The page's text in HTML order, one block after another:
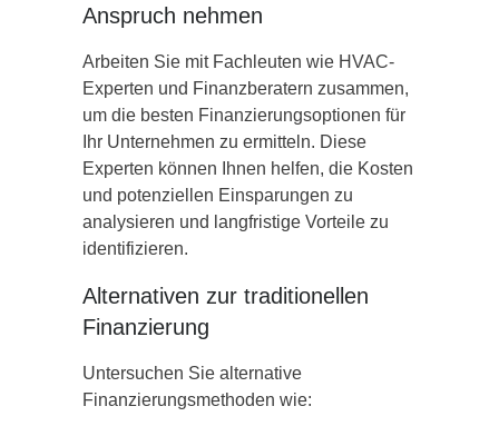
Anspruch nehmen
Arbeiten Sie mit Fachleuten wie HVAC-
Experten und Finanzberatern zusammen,
um die besten Finanzierungsoptionen für
Ihr Unternehmen zu ermitteln. Diese
Experten können Ihnen helfen, die Kosten
und potenziellen Einsparungen zu
analysieren und langfristige Vorteile zu
identifizieren.
Alternativen zur traditionellen
Finanzierung
Untersuchen Sie alternative
Finanzierungsmethoden wie: